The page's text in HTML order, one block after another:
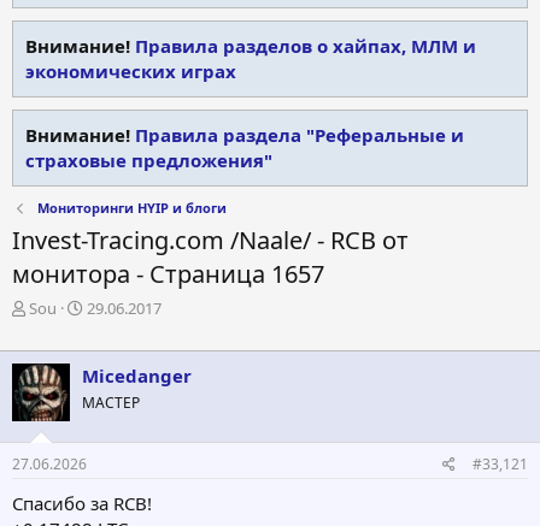
Внимание! Правила разделов о хайпах, МЛМ и
экономических играх
Внимание! Правила раздела "Реферальные и
страховые предложения"
Мониторинги HYIP и блоги
Invest-Tracing.com /Naale/ - RCB от
монитора - Страница 1657
А
т
о
р
т
е
м
ы
Sou
Д
т
а
н
а
ч
л
а
29.06.2017
Micedanger
МАСТЕР
27.06.2026 #33,121
Спасибо за RCB!